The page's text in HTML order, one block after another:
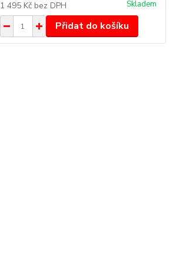
1 495 Kč bez DPH Skladem
Přidat do košíku